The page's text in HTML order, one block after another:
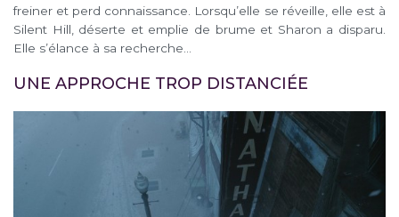
freiner et perd connaissance. Lorsqu’elle se réveille, elle est à
Silent Hill, déserte et emplie de brume et Sharon a disparu.
Elle s’élance à sa recherche…
UNE APPROCHE TROP DISTANCIÉE